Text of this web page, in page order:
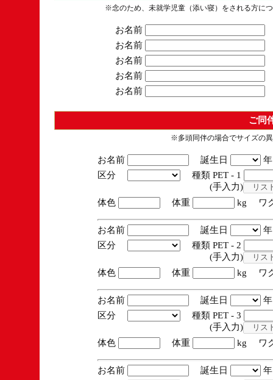
※念のため、未就学児童（添い寝）をされる方に
お名前
お名前
お名前
お名前
お名前
ご同
※多頭同伴の場合でサイズの
お名前 誕生日
区分
種類 PET - 1
(手入力)
体色
体重 kg ワ
お名前 誕生日
区分
種類 PET - 2
(手入力)
体色
体重 kg ワ
お名前 誕生日
区分
種類 PET - 3
(手入力)
体色
体重 kg ワ
お名前 誕生日